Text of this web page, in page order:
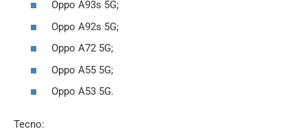
Oppo A93s 5G;
Oppo A92s 5G;
Oppo A72 5G;
Oppo A55 5G;
Oppo A53 5G.
Tecno: